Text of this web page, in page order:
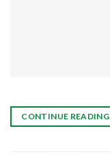
CONTINUE READING